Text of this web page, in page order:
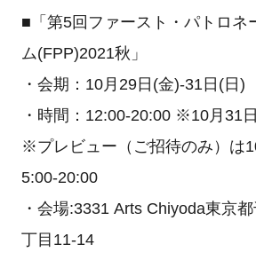
■「第5回ファースト・パトロネ
ム(FPP)2021秋」
・会期：10月29日(金)-31日(日)
・時間：12:00-20:00 ※10月31
※プレビュー（ご招待のみ）は
5:00-20:00
・会場:3331 Arts Chiyoda東京
丁目11-14